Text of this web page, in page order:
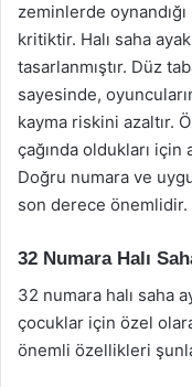
zeminlerde
kritiktir. Halı saha
tasarlanmıştır. Düz
sayesinde,
kayma riskini azaltır.
çağında oldukları için
Doğru numara ve
son derece önemlidir.
32 Numara Halı
32 numara halı saha
çocuklar için özel
önemli özellikleri